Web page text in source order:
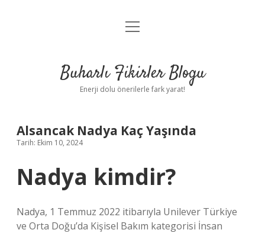
Anasayfa
Yasal Uyarı
menüyü
Buharlı Fikirler Blogu
Enerji dolu önerilerle fark yarat!
Alsancak Nadya Kaç Yaşında
Tarih: Ekim 10, 2024
Nadya kimdir?
Nadya, 1 Temmuz 2022 itibarıyla Unilever Türkiye
ve Orta Doğu’da Kişisel Bakım kategorisi İnsan